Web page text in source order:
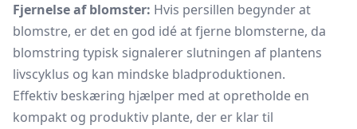
Fjernelse af blomster: Hvis persillen begynder at
blomstre, er det en god idé at fjerne blomsterne, da
blomstring typisk signalerer slutningen af plantens
livscyklus og kan mindske bladproduktionen.
Effektiv beskæring hjælper med at opretholde en
kompakt og produktiv plante, der er klar til